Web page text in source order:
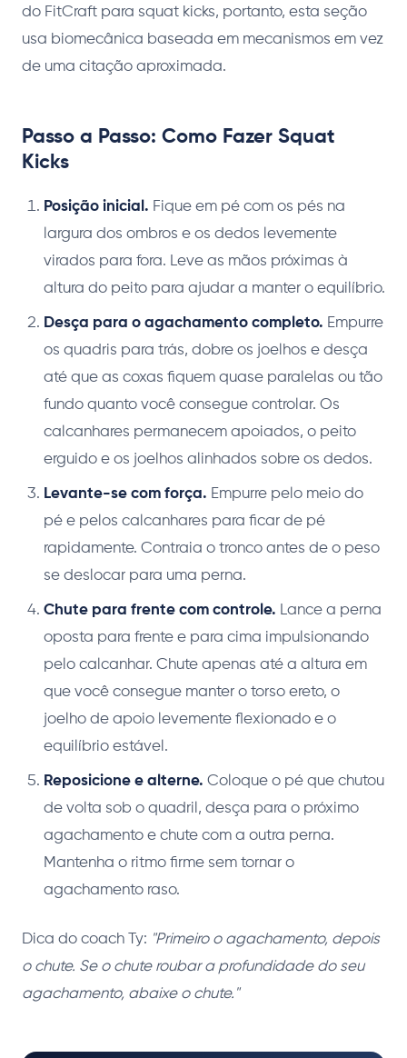
do FitCraft para squat kicks, portanto, esta seção
usa biomecânica baseada em mecanismos em vez
de uma citação aproximada.
Passo a Passo: Como Fazer Squat
Kicks
Posição inicial. Fique em pé com os pés na
largura dos ombros e os dedos levemente
virados para fora. Leve as mãos próximas à
altura do peito para ajudar a manter o equilíbrio.
Desça para o agachamento completo. Empurre
os quadris para trás, dobre os joelhos e desça
até que as coxas fiquem quase paralelas ou tão
fundo quanto você consegue controlar. Os
calcanhares permanecem apoiados, o peito
erguido e os joelhos alinhados sobre os dedos.
Levante-se com força. Empurre pelo meio do
pé e pelos calcanhares para ficar de pé
rapidamente. Contraia o tronco antes de o peso
se deslocar para uma perna.
Chute para frente com controle. Lance a perna
oposta para frente e para cima impulsionando
pelo calcanhar. Chute apenas até a altura em
que você consegue manter o torso ereto, o
joelho de apoio levemente flexionado e o
equilíbrio estável.
Reposicione e alterne. Coloque o pé que chutou
de volta sob o quadril, desça para o próximo
agachamento e chute com a outra perna.
Mantenha o ritmo firme sem tornar o
agachamento raso.
Dica do coach Ty: "Primeiro o agachamento, depois
o chute. Se o chute roubar a profundidade do seu
agachamento, abaixe o chute."